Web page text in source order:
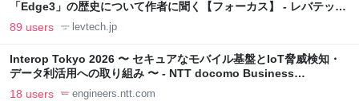
「Edge3」の歴史について作者に聞く【フォーカス】 - レバテック
LAB
89 users levtech.jp
Interop Tokyo 2026 〜 セキュアなモバイル基盤とIoT脅威検知・
データ利活用への取り組み 〜 - NTT docomo Business
Engineers' Blog
18 users engineers.ntt.com